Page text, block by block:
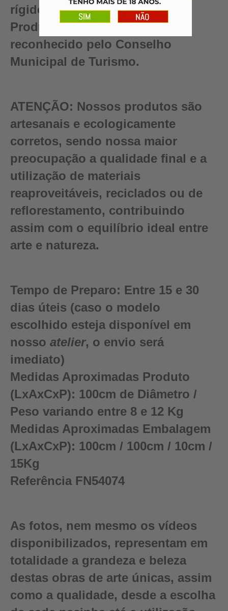
rígido controle de qualidade.
Produto certificado e artista
reconhecido pelo Conselho
Municipal de Turismo.
ATENÇÃO: Nossos produtos são
artesanais e ecologicamente
corretos, sendo nossa maior
preocupação a qualidade final e a
utilização de materiais
reaproveitáveis, reciclados ou de
reflorestamento, contribuindo
assim com o equilíbrio ideal entre
arte e natureza.
Tempo de Preparo: Entre 15 e 30
dias úteis (caso o modelo
escolhido esteja disponível em
nosso atelier, o envio será
imediato)
Medidas Aproximadas Produto
(LxAxCxP): 100cm de Diâmetro /
Peso variando entre 8 e 12 Kg
Medidas Aproximadas Embalagem
(LxAxCxP): 100cm / 100cm / 10cm /
15Kg
ReferênciaFN54074
As fotos, nem mesmo os vídeos
disponibilizados, representam em
totalidade a grandeza e beleza
destas obras de arte únicas, assim
como a qualidade, desde a escolha